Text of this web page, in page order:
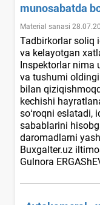
munosabatda
Material sanasi
Tadbirkorlar soliq
va kelayotgan
Inspektorlar nima
va tushumi
bilan
kechishi
soʻroqni eslatadi,
sabablarini
daromadlarni
Buxgalter.uz
Gulnora